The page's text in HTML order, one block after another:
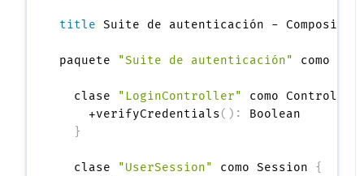
title Suite de autenticación -
paquete "Suite de autenticación" como
  clase
"LoginController"
como
    +verifyCredentials
( ) :
Boolean
}
  clase
"UserSession" como Session {